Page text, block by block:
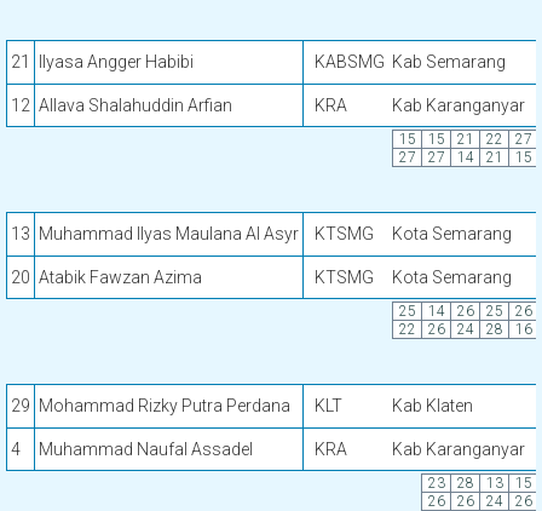
21 Ilyasa Angger Habibi KABSMG Kab Semarang
12 Allava Shalahuddin Arfian KRA Kab Karanganyar
15 15 21 22
27
27
27 14 21 15
13 Muhammad Ilyas Maulana Al Asyr KTSMG Kota Semarang
20 Atabik Fawzan Azima KTSMG Kota Semarang
25 14 26 25
26
22
26 24 28 16
29 Mohammad Rizky Putra Perdana KLT Kab Klaten
4 Muhammad Naufal Assadel KRA Kab Karanganyar
23 28 13
15
26
26 24 26